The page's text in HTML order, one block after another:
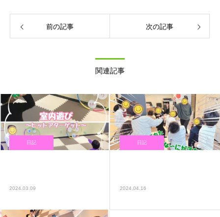
前の記事 次の記事
関連記事
日記
2024.03.09
日記
2024.04.16